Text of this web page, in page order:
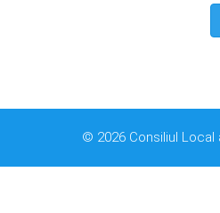
© 2026 Consiliul Local